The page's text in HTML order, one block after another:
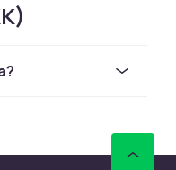
Etsitpä
tai